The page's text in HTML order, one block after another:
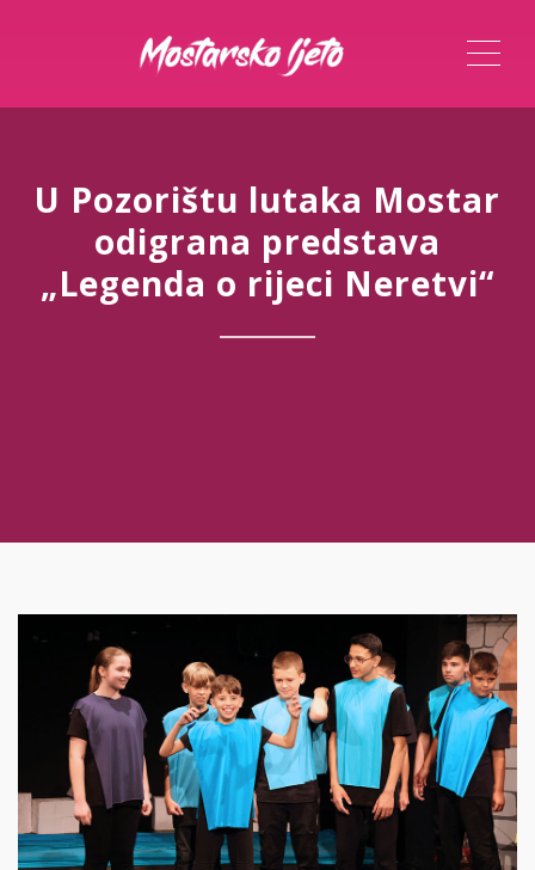
U Pozorištu lutaka Mostar
odigrana predstava
„Legenda o rijeci Neretvi“